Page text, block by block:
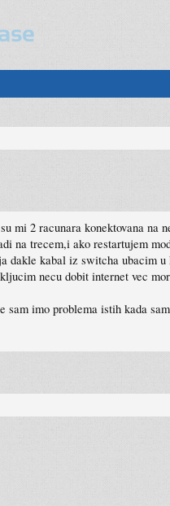
2 racunara konektovana na
na trecem,i ako restartujem
kabal iz switcha ubacim
necu dobit internet vec
imo problema istih kada